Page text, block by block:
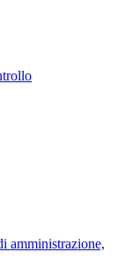
amministrazione,